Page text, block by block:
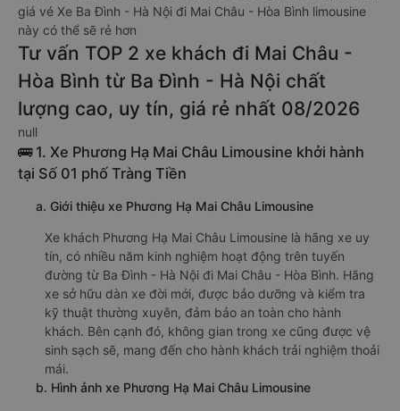
giá vé Xe Ba Đình - Hà Nội đi Mai Châu - Hòa Bình limousine
này có thể sẽ rẻ hơn
Tư vấn TOP 2 xe khách đi Mai Châu -
Hòa Bình từ Ba Đình - Hà Nội chất
lượng cao, uy tín, giá rẻ nhất 08/2026
null
🚌 1. Xe Phương Hạ Mai Châu Limousine khởi hành
tại Số 01 phố Tràng Tiền
a. Giới thiệu xe Phương Hạ Mai Châu Limousine
Xe khách Phương Hạ Mai Châu Limousine là hãng xe uy
tín, có nhiều năm kinh nghiệm hoạt động trên tuyến
đường từ Ba Đình - Hà Nội đi Mai Châu - Hòa Bình. Hãng
xe sở hữu dàn xe đời mới, được bảo dưỡng và kiểm tra
kỹ thuật thường xuyên, đảm bảo an toàn cho hành
khách. Bên cạnh đó, không gian trong xe cũng được vệ
sinh sạch sẽ, mang đến cho hành khách trải nghiệm thoải
mái.
b. Hình ảnh xe Phương Hạ Mai Châu Limousine